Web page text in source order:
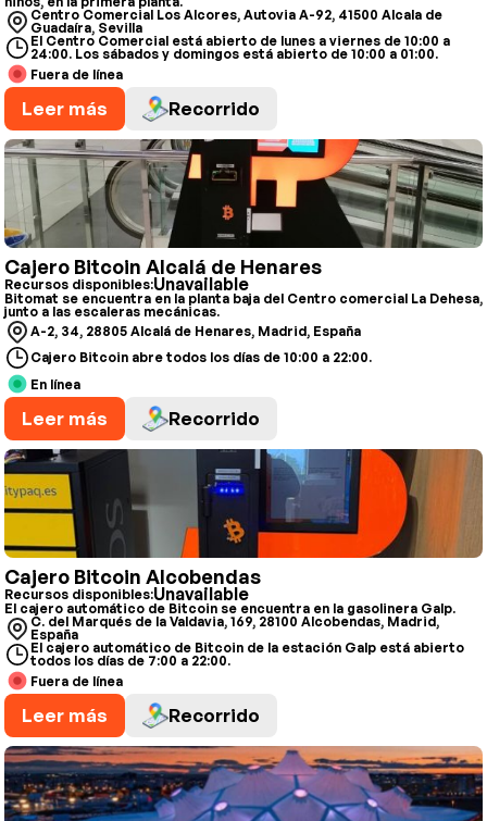
Centro Comercial Los Alcores, Autovia A-92, 41500 Alcala de
Guadaíra, Sevilla
El Centro Comercial está abierto de lunes a viernes de 10:00 a
24:00. Los sábados y domingos está abierto de 10:00 a 01:00.
Fuera de línea
Leer más Recorrido
Cajero Bitcoin Alcalá de Henares
Recursos disponibles:Unavailable
Bitomat se encuentra en la planta baja del Centro comercial La Dehesa,
junto a las escaleras mecánicas.
A-2, 34, 28805 Alcalá de Henares, Madrid, España
Cajero Bitcoin abre todos los días de 10:00 a 22:00.
En línea
Leer más Recorrido
Cajero Bitcoin Alcobendas
Recursos disponibles:Unavailable
El cajero automático de Bitcoin se encuentra en la gasolinera Galp.
C. del Marqués de la Valdavia, 169, 28100 Alcobendas, Madrid,
España
El cajero automático de Bitcoin de la estación Galp está abierto
todos los días de 7:00 a 22:00.
Fuera de línea
Leer más Recorrido